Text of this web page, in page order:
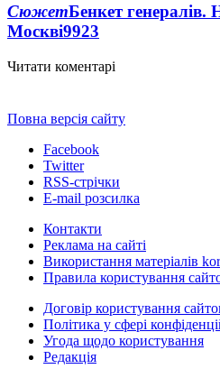
СюжетБенкет генералів.
Москві9923
Читати коментарі
Повна версія сайту
Facebook
Twitter
RSS-стрічки
E-mail розсилка
Контакти
Реклама на сайті
Використання матеріалів
Правила користування
Договір користування
Політика у сфері
Угода щодо користування
Редакція